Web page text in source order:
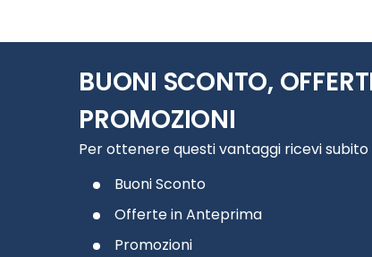
BUONI SCONTO,
PROMOZIONI
Per ottenere questi vantaggi ricevi
Buoni Sconto
Offerte in Anteprima
Promozioni